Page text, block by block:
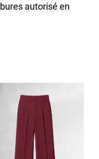
autorisé en